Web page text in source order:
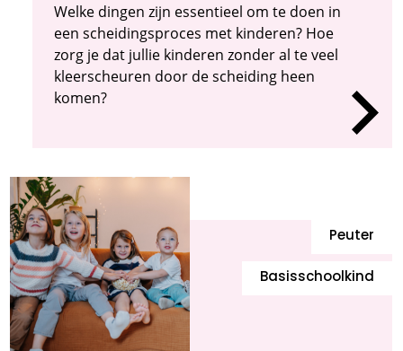
Welke dingen zijn essentieel om te doen in
een scheidingsproces met kinderen? Hoe
zorg je dat jullie kinderen zonder al te veel
kleerscheuren door de scheiding heen
komen?
Peuter
Basisschoolkind